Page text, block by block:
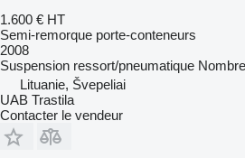
1.600 € HT
Semi-remorque porte-conteneurs
2008
Suspension ressort/pneumatique
Lituanie, Švepeliai
UAB Trastila
Contacter le vendeur